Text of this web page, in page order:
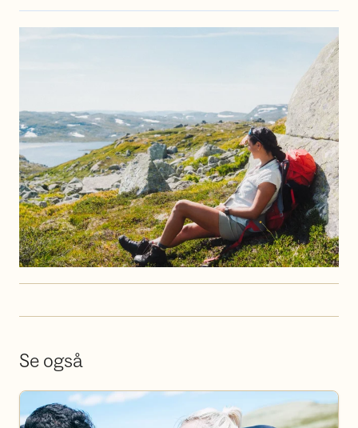
Se også
Bli frivillig